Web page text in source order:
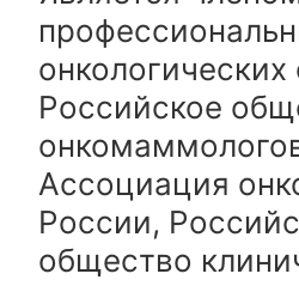
Российское
Ассоциация
России,
общество